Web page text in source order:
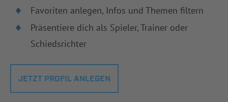
Favoriten anlegen, Infos und Themen filtern
Präsentiere dich als Spieler, Trainer oder
Schiedsrichter
JETZT PROFIL ANLEGEN